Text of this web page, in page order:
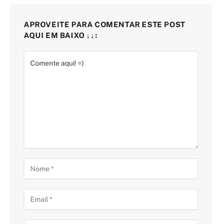
APROVEITE PARA COMENTAR ESTE POST
AQUI EM BAIXO ↓↓: